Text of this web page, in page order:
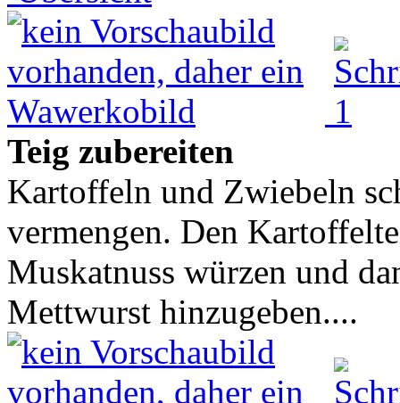
Teig zubereiten
Kartoffeln und Zwiebeln
vermengen. Den
Muskatnuss würzen und
Mettwurst hinzugeben....